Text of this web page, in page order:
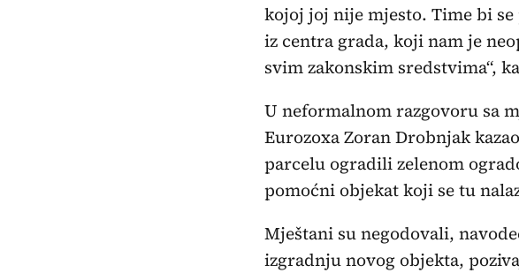
kojoj joj nije mjesto. Time bi
iz centra grada, koji nam je
svim zakonskim sredstvima“,
U neformalnom razgovoru sa
Eurozoxa Zoran Drobnjak
parcelu ogradili zelenom
pomoćni objekat koji se tu
Mještani su negodovali,
izgradnju novog objekta,